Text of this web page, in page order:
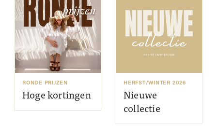
RONDE PRIJZEN
Hoge kortingen
HERFST/WINTER 2026
Nieuwe
collectie